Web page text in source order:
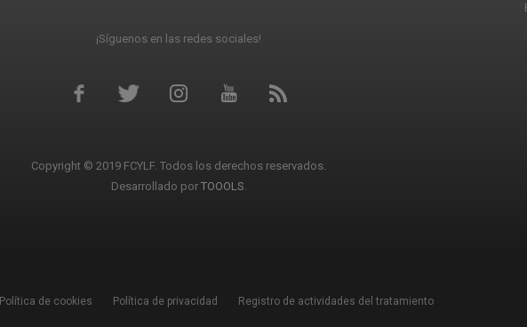
¡Síguenos en las redes sociales!
Copyright © 2019 FCYLF. Todos los derechos reservados.
Desarrollado por TOOOLS.
Política de cookies Política de privacidad Registro de actividades del tratamiento